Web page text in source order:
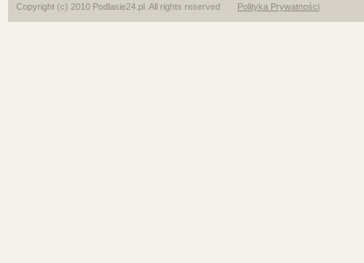
Copyright (c) 2010 Podlasie24.pl. All rights reserved Polityka Prywatności